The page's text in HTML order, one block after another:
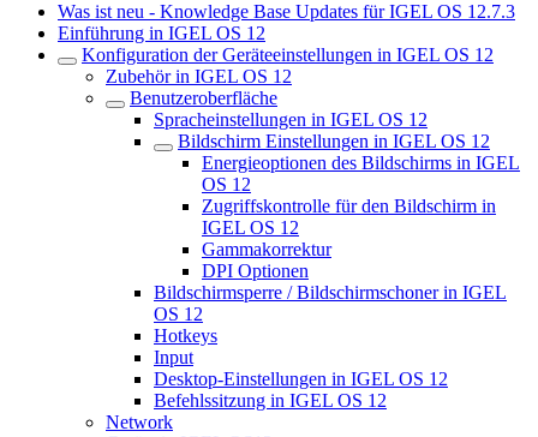
Was ist neu - Knowledge Base Updates für IGEL OS 12.7.3
Einführung in IGEL OS 12
Konfiguration der Geräteeinstellungen in IGEL OS 12
Zubehör in IGEL OS 12
Benutzeroberfläche
Spracheinstellungen in IGEL OS 12
Bildschirm Einstellungen in IGEL OS 12
Energieoptionen des Bildschirms in IGEL
OS 12
Zugriffskontrolle für den Bildschirm in
IGEL OS 12
Gammakorrektur
DPI Optionen
Bildschirmsperre / Bildschirmschoner in IGEL
OS 12
Hotkeys
Input
Desktop-Einstellungen in IGEL OS 12
Befehlssitzung in IGEL OS 12
Network